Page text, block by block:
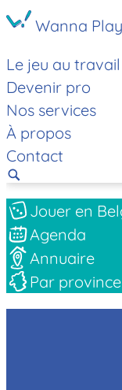
Wanna Play
Le jeu au travail
Devenir pro
Nos services
À propos
Contact
Jouer en
Agenda
Annuaire
Par province